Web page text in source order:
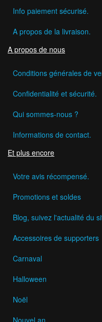
Info paiement sécurisé.
A propos de la livraison.
A propos de nous
Conditions générales de
Confidentialité et sécurité.
Qui sommes-nous ?
Informations de contact.
Et plus encore
Votre avis récompensé.
Promotions et soldes
Blog, suivez l'actualité du
Accessoires de supporters
Carnaval
Halloween
Noël
Nouvel an